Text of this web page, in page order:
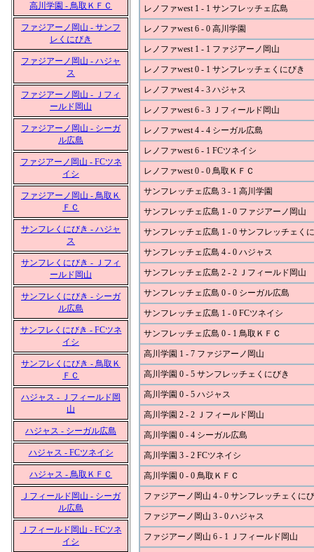
高川学園 - 鳥取ＫＦＣ
ファジアーノ岡山 - サンフ
レくにびき
ファジアーノ岡山 - ハジャ
ス
ファジアーノ岡山 - Ｊフィ
ールド岡山
ファジアーノ岡山 - シーガ
ル広島
ファジアーノ岡山 - FCツネ
イシ
ファジアーノ岡山 - 鳥取Ｋ
ＦＣ
サンフレくにびき - ハジャ
ス
サンフレくにびき - Ｊフィ
ールド岡山
サンフレくにびき - シーガ
ル広島
サンフレくにびき - FCツネ
イシ
サンフレくにびき - 鳥取Ｋ
ＦＣ
ハジャス - Ｊフィールド岡
山
ハジャス - シーガル広島
ハジャス - FCツネイシ
ハジャス - 鳥取ＫＦＣ
Ｊフィールド岡山 - シーガ
ル広島
Ｊフィールド岡山 - FCツネ
イシ
レノファwest 1 - 1 サンフレッチェ広島
レノファwest 6 - 0 高川学園
レノファwest 1 - 1 ファジアーノ岡山
レノファwest 0 - 1 サンフレッチェくにびき
レノファwest 4 - 3 ハジャス
レノファwest 6 - 3 Ｊフィールド岡山
レノファwest 4 - 4 シーガル広島
レノファwest 6 - 1 FCツネイシ
レノファwest 0 - 0 鳥取ＫＦＣ
サンフレッチェ広島 3 - 1 高川学園
サンフレッチェ広島 1 - 0 ファジアーノ岡山
サンフレッチェ広島 1 - 0 サンフレッチェく
サンフレッチェ広島 4 - 0 ハジャス
サンフレッチェ広島 2 - 2 Ｊフィールド岡山
サンフレッチェ広島 0 - 0 シーガル広島
サンフレッチェ広島 1 - 0 FCツネイシ
サンフレッチェ広島 0 - 1 鳥取ＫＦＣ
高川学園 1 - 7 ファジアーノ岡山
高川学園 0 - 5 サンフレッチェくにびき
高川学園 0 - 5 ハジャス
高川学園 2 - 2 Ｊフィールド岡山
高川学園 0 - 4 シーガル広島
高川学園 3 - 2 FCツネイシ
高川学園 0 - 0 鳥取ＫＦＣ
ファジアーノ岡山 4 - 0 サンフレッチェくに
ファジアーノ岡山 3 - 0 ハジャス
ファジアーノ岡山 6 - 1 Ｊフィールド岡山